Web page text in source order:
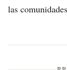
las